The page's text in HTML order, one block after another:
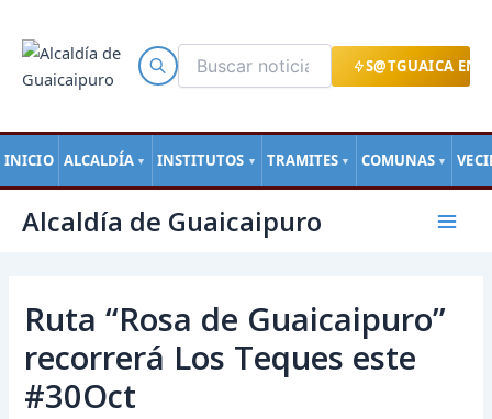
S@TGUAICA EN
INICIO ALCALDÍA ▼ INSTITUTOS ▼ TRAMITES ▼ COMUNAS ▼
contenido
Alcaldía de Guaicaipuro
Main
Ruta “Rosa de Guaicaipuro”
recorrerá Los Teques este
#30Oct
de